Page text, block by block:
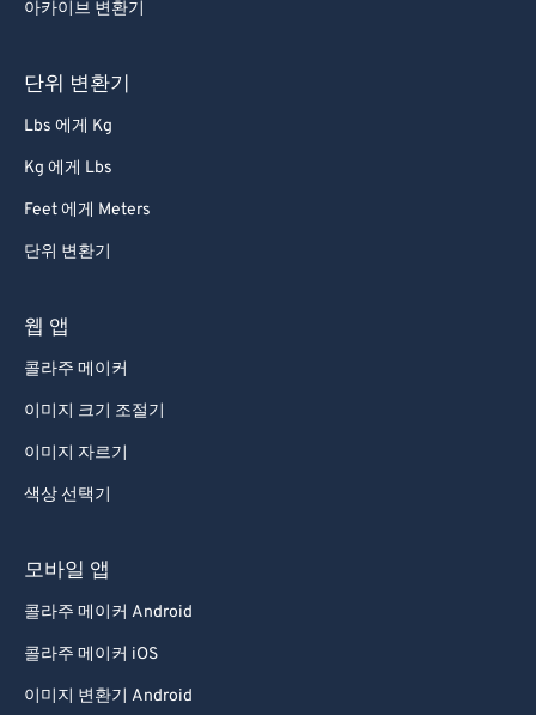
아카이브 변환기
단위 변환기
Lbs 에게 Kg
Kg 에게 Lbs
Feet 에게 Meters
단위 변환기
웹 앱
콜라주 메이커
이미지 크기 조절기
이미지 자르기
색상 선택기
모바일 앱
콜라주 메이커 Android
콜라주 메이커 iOS
이미지 변환기 Android